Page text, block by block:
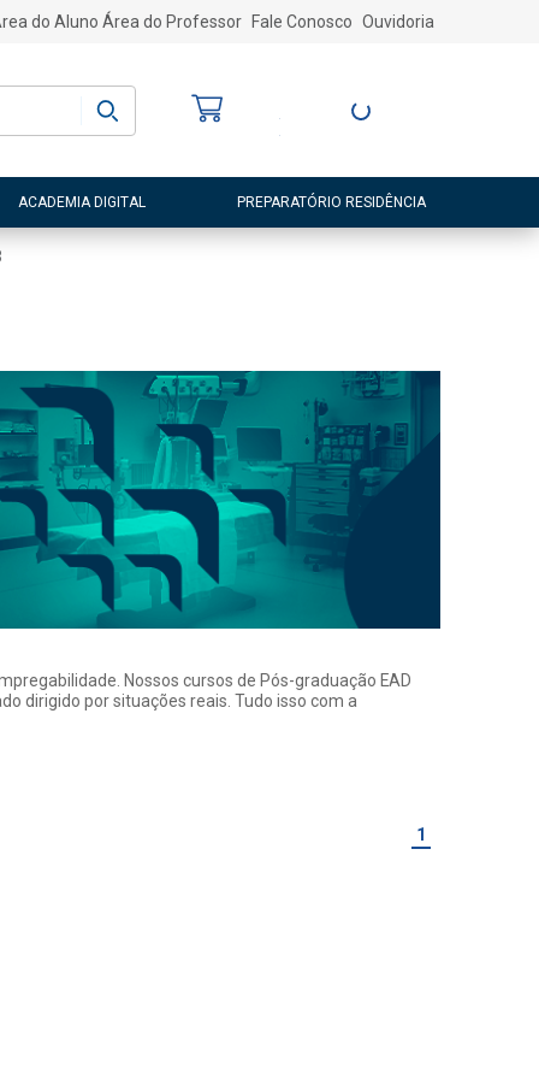
do Aluno Área do Professor Fale Conosco Ouvidoria
Entre ou Cadastre-
ACADEMIA DIGITAL PREPARATÓRIO RESIDÊNCIA
Nossos cursos de Pós-graduação EAD
dirigido por situações reais. Tudo isso com a
1